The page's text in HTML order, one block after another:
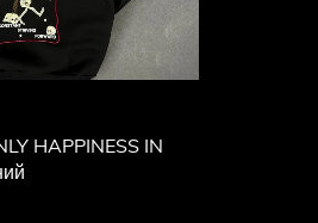
HAPPINESS IN